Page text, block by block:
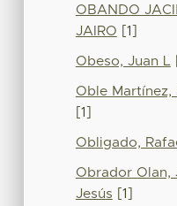
OBANDO
JAIRO [1]
Obeso, Juan L
Oble Martínez,
[1]
Obligado,
Obrador Olan,
Jesús [1]